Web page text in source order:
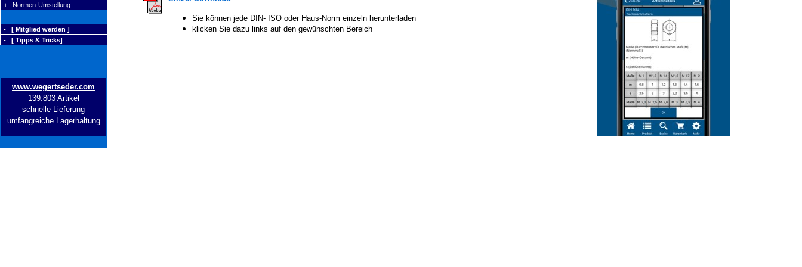
+ Normen-Umstellung
- [ Mitglied werden ]
- [ Tipps & Tricks]
www.wegertseder.com
139.803 Artikel
schnelle Lieferung
umfangreiche Lagerhaltung
Sie können jede DIN- ISO oder Haus-Norm einzeln herunterladen
klicken Sie dazu links auf den gewünschten Bereich